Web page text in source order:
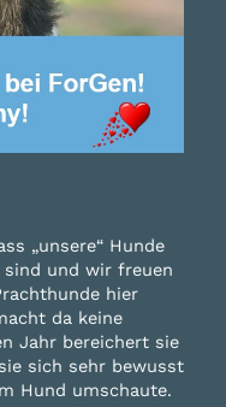
„unsere“ Hunde
sind und wir freuen
hier
da keine
Jahr bereichert sie
sich sehr bewusst
Hund umschaute.